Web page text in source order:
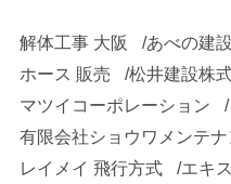
解体工事 大阪
あべの建
ホース 販売
松井建設株
マツイコーポレーション
有限会社ショウワメンテナ
レイメイ 飛行方式
エキ